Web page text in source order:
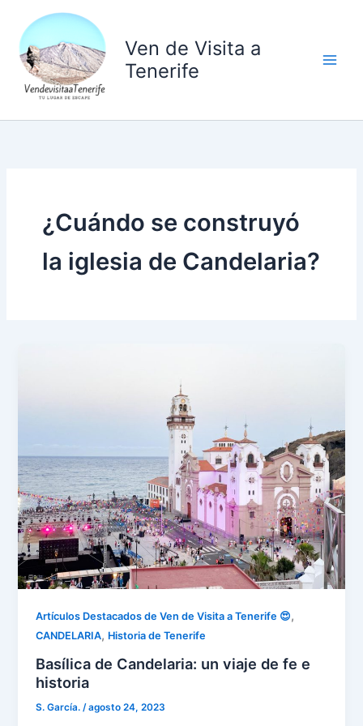
contenido
Ven de Visita a
Tenerife
¿Cuándo se construyó
la iglesia de Candelaria?
Artículos Destacados de Ven de Visita a Tenerife 😍,
CANDELARIA, Historia de Tenerife
Basílica de Candelaria: un viaje de fe e
historia
S. García./agosto 24, 2023